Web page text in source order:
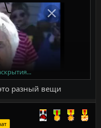
разный вещи